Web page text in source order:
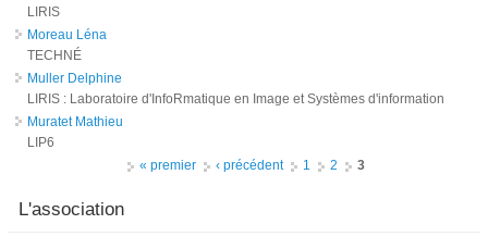
LIRIS
Moreau Léna
TECHNÉ
Muller Delphine
LIRIS : Laboratoire d'InfoRmatique en Image et Systèmes d'information
Muratet Mathieu
LIP6
« premier ‹ précédent 1 2 3
L'association